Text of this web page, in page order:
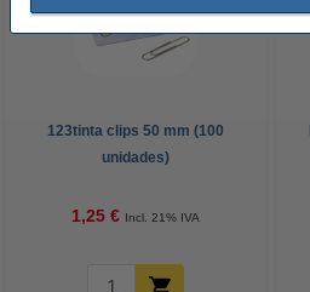
123tinta clips 50 mm (100
unidades)
1,25 € Incl. 21% IVA